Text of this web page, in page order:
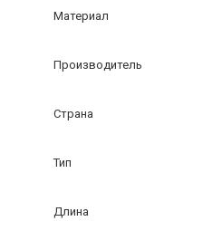
Материал
Производитель
Страна
Тип
Длина